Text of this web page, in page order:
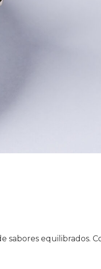
sabores equilibrados.